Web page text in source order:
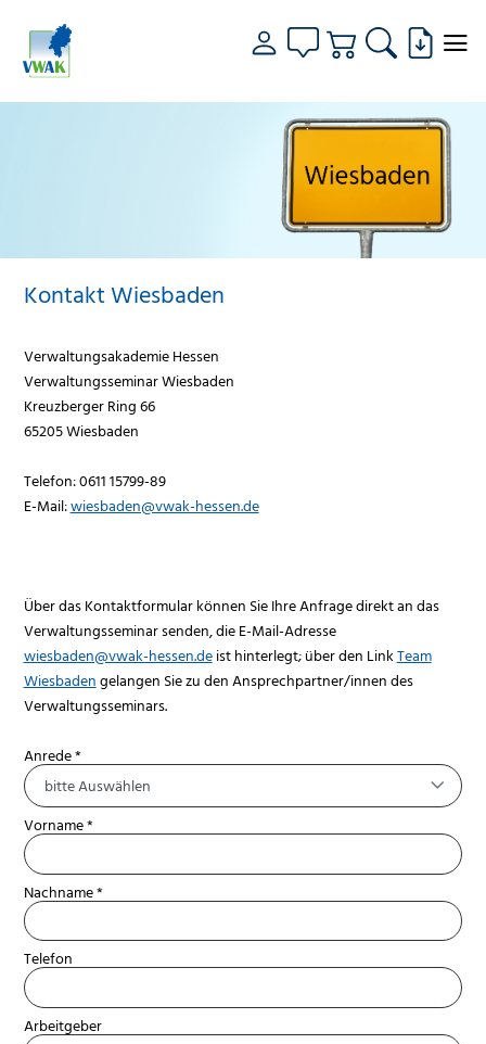
Kontakt Wiesbaden
Verwaltungsakademie Hessen
Verwaltungsseminar Wiesbaden
Kreuzberger Ring 66
65205 Wiesbaden
Telefon: 0611 15799-89
E-Mail:wiesbaden@vwak-hessen.de
Über das Kontaktformular können Sie Ihre Anfrage direkt an das
Verwaltungsseminar senden, die E-Mail-Adresse
wiesbaden@vwak-hessen.deist hinterlegt; über den LinkTeam
Wiesbadengelangen Sie zu den Ansprechpartner/innen des
Verwaltungsseminars.
Anrede *
bitte Auswählen
Vorname *
Nachname *
Telefon
Arbeitgeber